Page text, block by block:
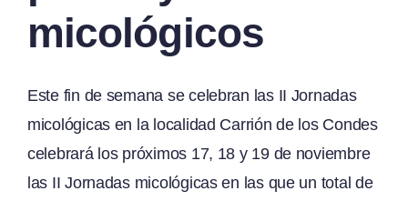
micológicos
Este fin de semana se celebran las II Jornadas
micológicas en la localidad Carrión de los Condes
celebrará los próximos 17, 18 y 19 de noviembre
las II Jornadas micológicas en las que un total de